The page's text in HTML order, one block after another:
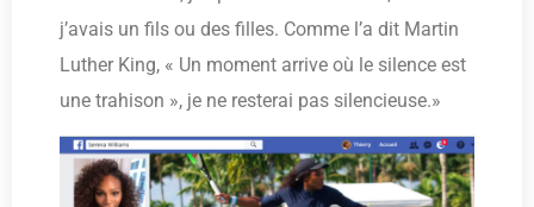
j’avais un fils ou des filles. Comme l’a dit Martin
Luther King, « Un moment arrive où le silence est
une trahison », je ne resterai pas silencieuse.»